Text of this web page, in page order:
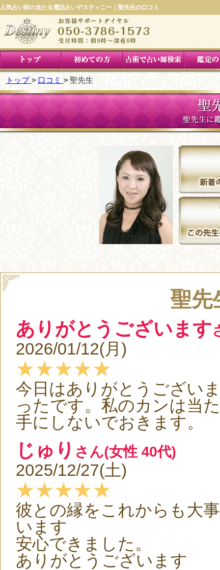
人気占い師の当たる電話占いデスティニー｜聖先生の口コミ
トップ 口コミ 聖先生
聖
聖先生に
聖先
ありがとうございます
2026/01/12(月)
★★★★★
今日はありがとうござい
ったです。私のカンは当
手にしないでおきます。
じゅり さん(女性 40代)
2025/12/27(土)
★★★★★
彼との縁をこれからも大
います
安心できました。
ありがとうございます